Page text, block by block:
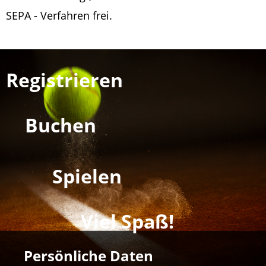
SEPA - Verfahren frei.
Registrieren
Buchen
Spielen
Viel Spaß!
Persönliche Daten